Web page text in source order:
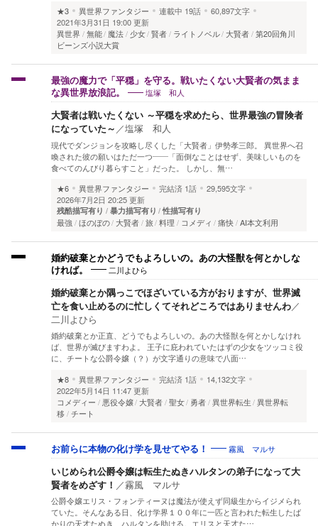
★3
異世界ファンタジー 連載中 19話
60,897文字
2021年3月31日 19:00 更新
異世界
無能 魔法 少女 賢者 ライトノベル 大賢者 第20回角川
ビーンズ小説大賞
最強の魔力で「平穏」を守る。戦いたくない大賢者の気まま
な異世界放浪記。
塩塚 和人
大賢者は戦いたくない ～平穏を求めたら、世界最強の冒険者
になっていた～ ／塩塚 和人
現代でダンジョンを攻略し尽くした「大賢者」伊勢孝三郎。 異世界へ召
喚された彼の願いはただ一つ――「面倒なことはせず、美味しいものを
食べてのんびり暮らすこと」だった。 しかし、無…
★6
異世界ファンタジー 完結済 1話
29,595文字
2026年7月2日 20:25 更新
残酷描写有り 暴力描写有り 性描写有り
最強 ほのぼの 大賢者 旅 料理 コメディ 痛快 AI本文利用
婚約破棄とかどうでもよろしいの。あの大怪獣を何とかしな
ければ。
二川よひら
婚約破棄とか隅っこでほざいている方がおりますが、世界滅
亡を食い止めるのに忙しくてそれどころではありませんわ／
二川よひら
婚約破棄とか正直、どうでもよろしいの。あの大怪獣を何とかしなけれ
ば、世界が滅びますわよ。 王子に庇われていたはずの少女をツッコミ役
に、チートな公爵令嬢（？）が文字通りの意味で八面…
★8
異世界ファンタジー 完結済 1話
14,132文字
2022年5月14日 11:47 更新
コメディー
悪役令嬢 大賢者 聖女 勇者 異世界転生 異世界転
移 チート
お前らに本物の化け学を見せてやる！ 霧風 マルサ
いじめられ公爵令嬢は転生たぬきハルタンの弟子になって大
賢者をめざす！ ／霧風 マルサ
公爵令嬢エリス・フォンティーヌは魔法が使えず同級生からイジメられ
ていた。そんなある日、化け学界１００年に一匹と言われた転生したば
かりの天才たぬき、ハルタンを助ける。エリスと天才た…